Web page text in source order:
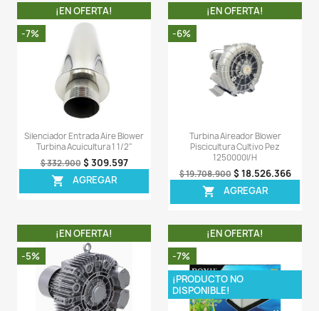
1 X Aireador Resun LP-100 con su respectiva caja,
accesorios de fábrica.
Comentarios (0)
Sea el primero en escribir una reseña
OTROS PRODUCTOS DE LA
CATEGORIA